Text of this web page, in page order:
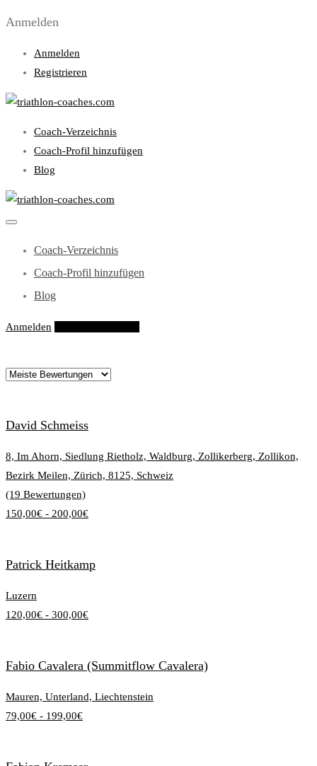
Anmelden
Anmelden
Registrieren
Coach-Verzeichnis
Coach-Profil hinzufügen
Blog
Coach-Verzeichnis
Coach-Profil hinzufügen
Blog
Anmelden
David Schmeiss
8, Im Ahorn, Siedlung Rietholz, Waldburg, Zollikerberg, Zollikon,
Bezirk Meilen, Zürich, 8125, Schweiz
(19 Bewertungen)
150,00€ - 200,00€
Patrick Heitkamp
Luzern
120,00€ - 300,00€
Fabio Cavalera (Summitflow Cavalera)
Mauren, Unterland, Liechtenstein
79,00€ - 199,00€